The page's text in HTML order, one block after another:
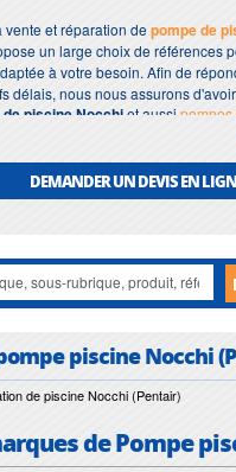
et réparation depompe de
un large choix de références
à votre besoin. Afin de
délais, nous nous assurons
piscineNocchiet aussi
DEMANDER UN DEVIS EN
piscine Nocchi
de piscine Nocchi (Pentair)
de Pompe